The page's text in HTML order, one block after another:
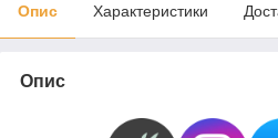
Опис Характеристики
Опис